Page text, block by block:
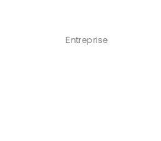
Entreprise